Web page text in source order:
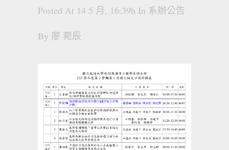
Posted At 14 5 月, 16:39h In 系辦公告
By 廖 菀辰